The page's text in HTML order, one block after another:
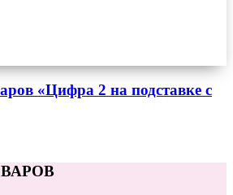
«Цифра 2 на подставке с